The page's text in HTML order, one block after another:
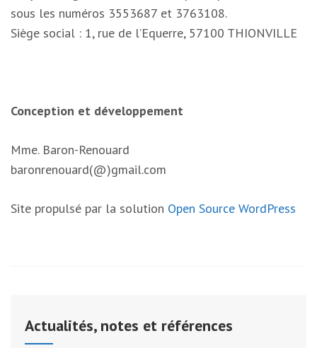
sous les numéros 3553687 et 3763108.
Siège social : 1, rue de l’Equerre, 57100 THIONVILLE
Conception et développement
Mme. Baron-Renouard
baronrenouard(@)gmail.com
Site propulsé par la solution Open Source WordPress
Actualités, notes et références